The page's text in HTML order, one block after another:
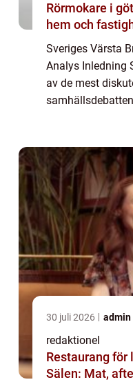
Rörmokare i göteborg
hem och
Sveriges Värsta
Analys Inledning
av de mest
30 juli 2026 admin
redaktionel
Restaurang för
Sälen: Mat,